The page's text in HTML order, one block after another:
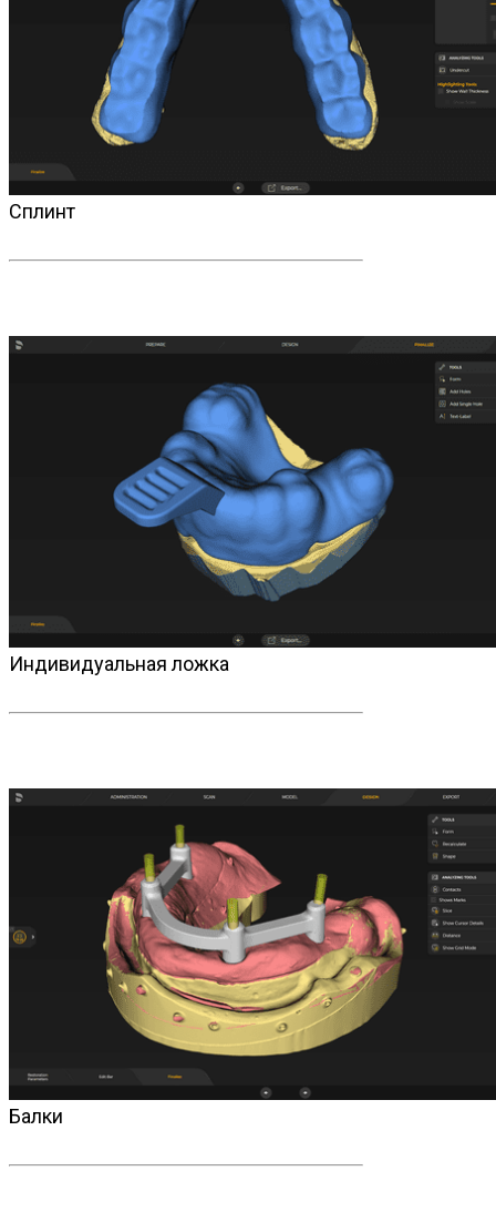
Сплинт
Индивидуальная ложка
Балки